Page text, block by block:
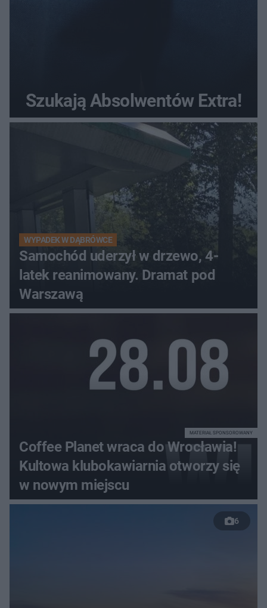
Szukają Absolwentów Extra!
WYPADEK W DĄBRÓWCE
Samochód uderzył w drzewo, 4-
latek reanimowany. Dramat pod
Warszawą
Coffee Planet wraca do Wrocławia!
Kultowa klubokawiarnia otworzy się
w nowym miejscu
MATERIAŁ SPONSOROWANY
6